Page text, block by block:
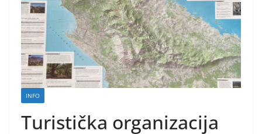
INFO
Turistička organizacija